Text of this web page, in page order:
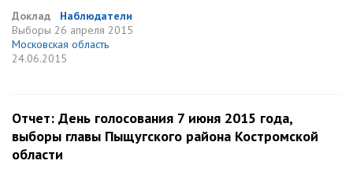
Доклад
Наблюдатели
Выборы 26 апреля 2015
Московская область
24.06.2015
Отчет: День голосования 7 июня 2015 года,
выборы главы Пыщугского района Костромской
области